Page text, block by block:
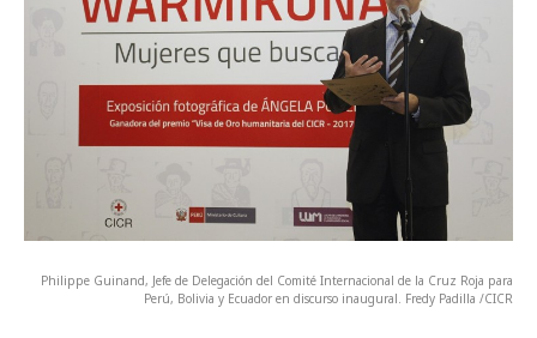
Philippe Guinand, Jefe de Delegación del Comité Internacional de la Cruz Roja para
Perú, Bolivia y Ecuador en discurso inaugural. Fredy Padilla /CICR